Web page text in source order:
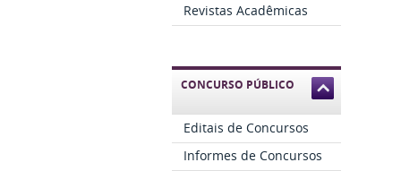
Revistas Acadêmicas
CONCURSO PÚBLICO
Editais de Concursos
Informes de Concursos